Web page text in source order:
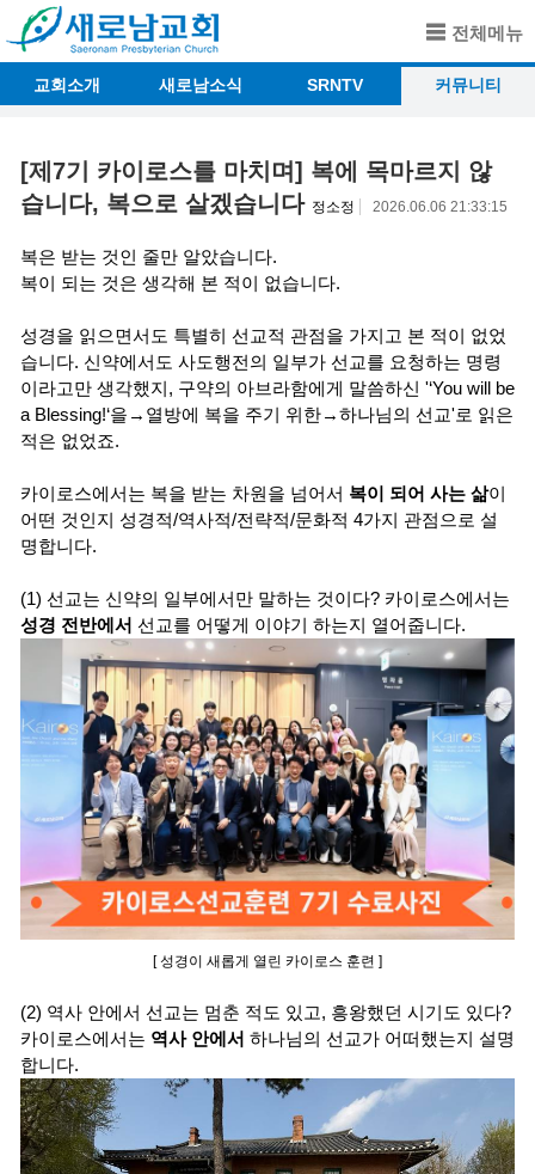
전체메뉴
교회소개 새로남소식 SRNTV 커뮤니티
[제7기 카이로스를 마치며] 복에 목마르지 않
습니다, 복으로 살겠습니다 정소정 2026.06.06 21:33:15
복은 받는 것인 줄만 알았습니다.
복이 되는 것은 생각해 본 적이 없습니다.
성경을 읽으면서도 특별히 선교적 관점을 가지고 본 적이 없었
습니다. 신약에서도 사도행전의 일부가 선교를 요청하는 명령
이라고만 생각했지, 구약의 아브라함에게 말씀하신 '‘You will be
a Blessing!‘을→열방에 복을 주기 위한→하나님의 선교'로 읽은
적은 없었죠.
카이로스에서는 복을 받는 차원을 넘어서 복이 되어 사는 삶이
어떤 것인지 성경적/역사적/전략적/문화적 4가지 관점으로 설
명합니다.
(1) 선교는 신약의 일부에서만 말하는 것이다? 카이로스에서는
성경 전반에서 선교를 어떻게 이야기 하는지 열어줍니다.
[ 성경이 새롭게 열린 카이로스 훈련 ]
(2) 역사 안에서 선교는 멈춘 적도 있고, 흥왕했던 시기도 있다?
카이로스에서는 역사 안에서 하나님의 선교가 어떠했는지 설명
합니다.